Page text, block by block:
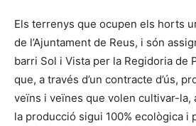
Els terrenys que ocupen els horts
de l’Ajuntament de Reus, i són
barri Sol i Vista per la Regidoria de
que, a través d’un contracte d’ús,
veïns i veïnes que volen cultivar-la,
la producció sigui 100% ecològica i